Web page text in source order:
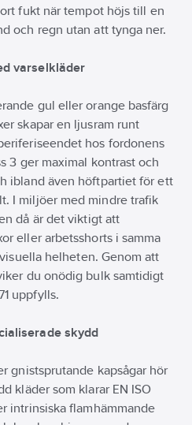
fukt när tempot höjs till en
och regn utan att tynga ner.
varselkläder
gul eller orange basfärg
skapar en ljusram runt
hos fordonens
3 ger maximal kontrast och
ibland även höftpartiet för ett
I miljöer med mindre trafik
då är det viktigt att
eller arbetsshorts i samma
helheten. Genom att
du onödig bulk samtidigt
uppfylls.
skydd
gnistsprutande kapsågar hör
kläder som klarar EN ISO
intrinsiska flam­hämmande